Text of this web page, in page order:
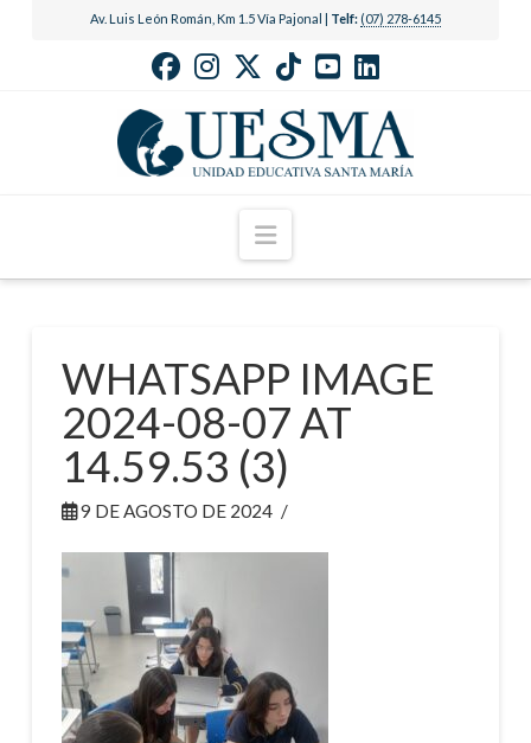
Av. Luis León Román, Km 1.5 Vía Pajonal | Telf: (07) 278-6145
Navigation
WHATSAPP IMAGE
2024-08-07 AT
14.59.53 (3)
9 DE AGOSTO DE 2024